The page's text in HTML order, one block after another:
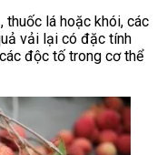
thuốc lá hoặc khói, các
vải lại có đặc tính
độc tố trong cơ thể